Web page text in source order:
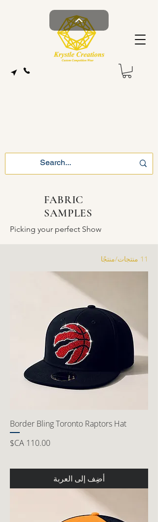
FABRIC
SAMPLES
Picking your perfect Show
11 منتجات/منتجًا
Border Bling Toronto Raptors Hat
السعر
أضِف إلى العربة